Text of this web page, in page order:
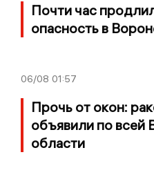
Почти час
опасность в
06/08 01:57
Прочь от окон:
объявили по всей
области